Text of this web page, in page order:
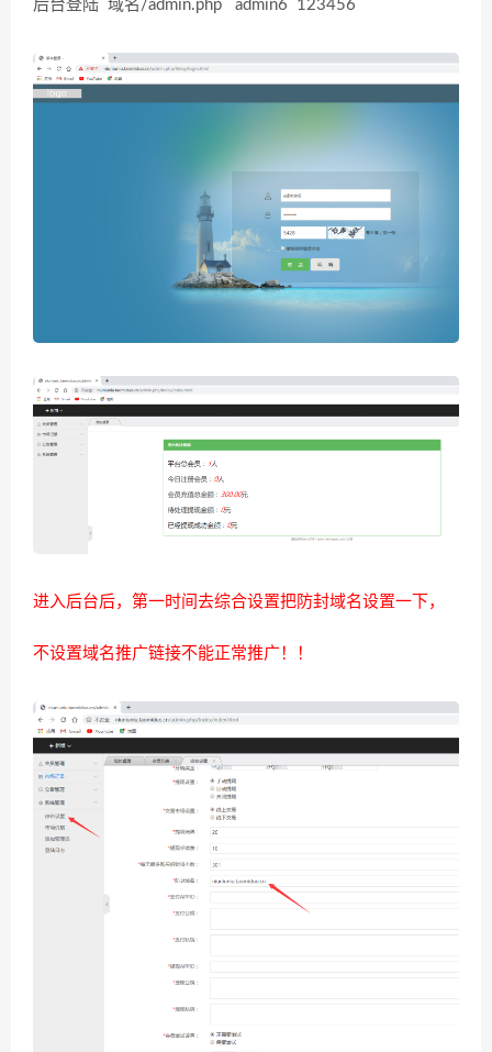
后台登陆 域名/admin.php admin6 123456
进入后台后，第一时间去综合设置把防封域名设置一下，
不设置域名推广链接不能正常推广！！